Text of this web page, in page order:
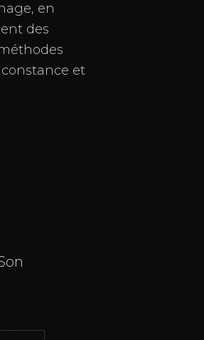
en
des
et